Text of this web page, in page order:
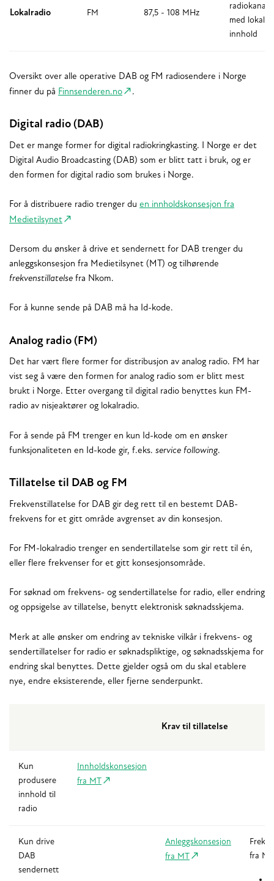
Lokalradio FM 87,5 - 108 MHz
med lokalt
innhold
Oversikt over alle operative DAB og FM radiosendere i Norge
finner du på Finnsenderen.no .
Digital radio (DAB)
Det er mange former for digital radiokringkasting. I Norge er det
Digital Audio Broadcasting (DAB) som er blitt tatt i bruk, og er
den formen for digital radio som brukes i Norge.
For å distribuere radio trenger du en innholdskonsesjon fra
Medietilsynet
Dersom du ønsker å drive et sendernett for DAB trenger du
anleggskonsesjon fra Medietilsynet (MT) og tilhørende
frekvenstillatelse fra Nkom.
For å kunne sende på DAB må ha Id-kode.
Analog radio (FM)
Det har vært flere former for distribusjon av analog radio. FM har
vist seg å være den formen for analog radio som er blitt mest
brukt i Norge. Etter overgang til digital radio benyttes kun FM-
radio av nisjeaktører og lokalradio.
For å sende på FM trenger en kun Id-kode om en ønsker
funksjonaliteten en Id-kode gir, f.eks. service following.
Tillatelse til DAB og FM
Frekvenstillatelse for DAB gir deg rett til en bestemt DAB-
frekvens for et gitt område avgrenset av din konsesjon.
For FM-lokalradio trenger en sendertillatelse som gir rett til én,
eller flere frekvenser for et gitt konsesjonsområde.
For søknad om frekvens- og sendertillatelse for radio, eller endring
og oppsigelse av tillatelse, benytt elektronisk søknadsskjema.
Merk at alle ønsker om endring av tekniske vilkår i frekvens- og
sendertillatelser for radio er søknadspliktige, og søknadsskjema for
endring skal benyttes. Dette gjelder også om du skal etablere
nye, endre eksisterende, eller fjerne senderpunkt.
Krav til tillatelse
Kun
produsere
innhold til
radio
Innholdskonsesjon
fra MT
Kun drive
DAB
sendernett
Anleggskonsesjon
fra MT
fra